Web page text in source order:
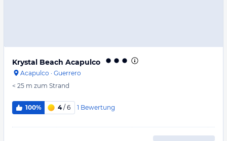
Krystal Beach Acapulco
Acapulco · Guerrero
< 25 m zum Strand
100% 4/ 6 1 Bewertung